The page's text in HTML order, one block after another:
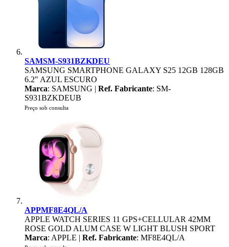
SAMSM-S931BZKDEU
SAMSUNG SMARTPHONE GALAXY S25 12GB 128GB
6.2" AZUL ESCURO
Marca: SAMSUNG | Ref. Fabricante: SM-
S931BZKDEUB
Preço sob consulta
APPMF8E4QL/A
APPLE WATCH SERIES 11 GPS+CELLULAR 42MM
ROSE GOLD ALUM CASE W LIGHT BLUSH SPORT
Marca: APPLE | Ref. Fabricante: MF8E4QL/A